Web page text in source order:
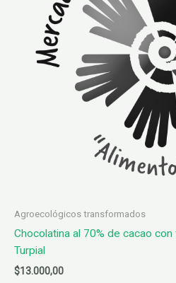
Agroecológicos transformados
Chocolatina al 70% de cacao
Turpial
$13.000,00